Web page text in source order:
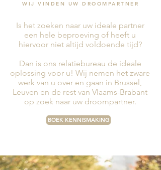
WIJ VINDEN UW DROOMPARTNER
BOEK KENNISMAKING
Is het zoeken naar uw ideale partner
een hele beproeving of heeft u
hiervoor niet altijd voldoende tijd?
Dan is ons relatiebureau de ideale
oplossing voor u! Wij nemen het zware
werk van u over en gaan in Brussel,
Leuven en de rest van Vlaams-Brabant
op zoek naar uw droompartner.